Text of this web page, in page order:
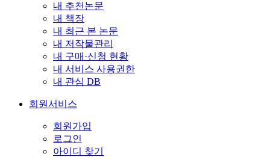
내 추천논문
내 책장
내 최근 본 논문
내 저작물관리
내 구매·신청 현황
내 서비스 사용권한
내 관심 DB
회원서비스
회원가입
로그인
아이디 찾기